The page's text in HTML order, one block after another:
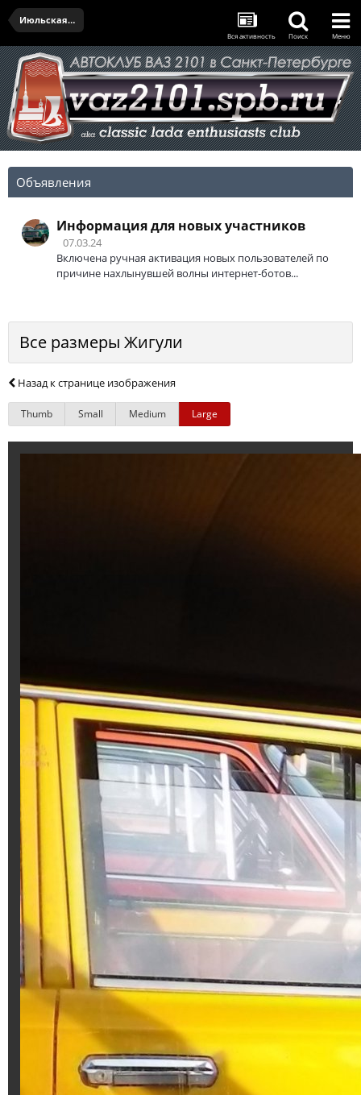
Июльская встреча - 20.07.2024
Вся активность Поиск Меню
Объявления
Информация для новых участников
07.03.24
Включена ручная активация новых пользователей по
причине нахлынувшей волны интернет-ботов...
Все размеры Жигули
Назад к странице изображения
Thumb Small Medium Large